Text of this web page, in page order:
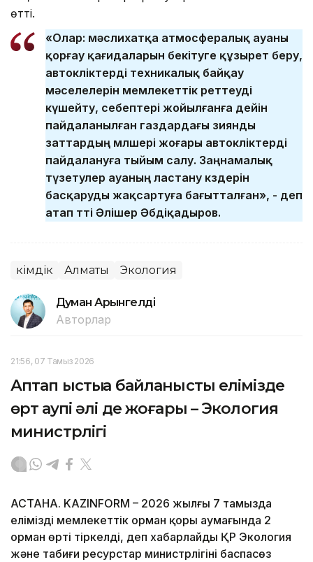
өтті.
«Олар: мәслихатқа атмосфералық ауаны
қорғау қағидаларын бекітуге құзырет беру,
автокөліктерді техникалық байқау
мәселелерін мемлекеттік реттеуді
күшейту, себептері жойылғанға дейін
пайдаланылған газдардағы зиянды
заттардың мөлшері жоғары автокөліктерді
пайдалануға тыйым салу. Заңнамалық
түзетулер ауаның ластану көздерін
басқаруды жақсартуға бағытталған», - деп
атап өтті Әлішер Әбдіқадыров.
Әкімдік Алматы Экология
Думан Арғынгелді
Авторлар
21:56, 07 Тамыз 2026
Аптап ыстыққа байланысты елімізде
өрт қаупі әлі де жоғары – Экология
министрлігі
АСТАНА. KAZINFORM – 2026 жылғы 7 тамызда
еліміздің мемлекеттік орман қоры аумағында 2
орман өрті тіркелді, деп хабарлайды ҚР Экология
және табиғи ресурстар министрлігінің баспасөз